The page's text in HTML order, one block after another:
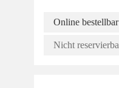
Online bestellbar
Nicht